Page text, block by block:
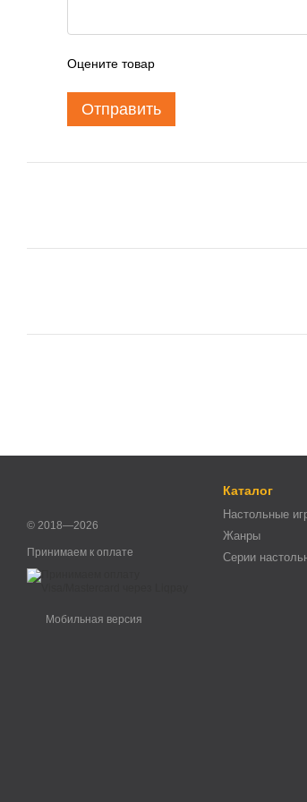
Оцените товар
Отправить
© 2018—2026
Принимаем к оплате
Мобильная версия
Каталог
Настольные
Жанры
Серии